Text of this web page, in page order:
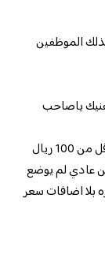
الموظفين
بصراحة اهنيك ياصاحب
مطعم وجبات سريعه تاخر في تجهيز طلب صغير اقل من 100 ريال
من عادي لم يوضع
اضافات سعر